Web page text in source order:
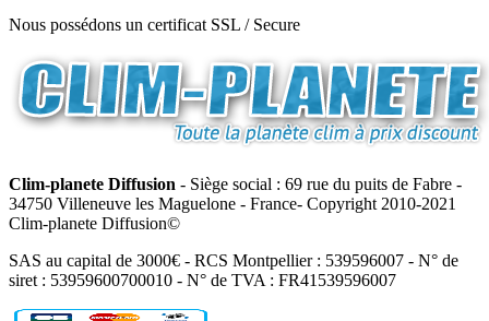
Nous possédons un certificat SSL / Secure
Clim-planete Diffusion - Siège social : 69 rue du puits de Fabre -
34750 Villeneuve les Maguelone - France- Copyright 2010-2021
Clim-planete Diffusion©
SAS au capital de 3000€ - RCS Montpellier : 539596007 - N° de
siret : 53959600700010 - N° de TVA : FR41539596007